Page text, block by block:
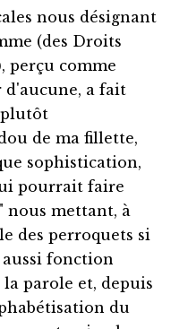
nous désignant
(des Droits
perçu comme
d'aucune, a fait
plutôt
de ma fillette,
sophistication,
pourrait faire
nous mettant, à
des perroquets si
fonction
parole et, depuis
du